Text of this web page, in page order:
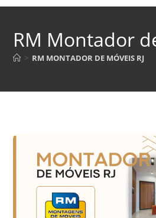
RM Montador
> RM MONTADOR DE MÓVEIS RJ